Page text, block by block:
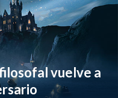
vuelve a